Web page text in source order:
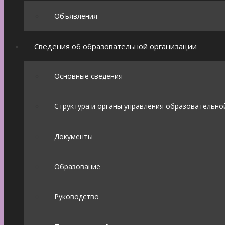
Объявления
Сведения об образовательной организации
Основные сведения
Структура и органы управления
Документы
Образование
Руководство